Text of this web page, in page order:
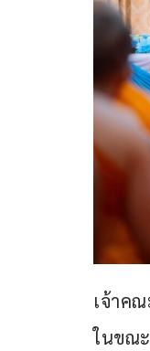
เจ้าค
ในขณ